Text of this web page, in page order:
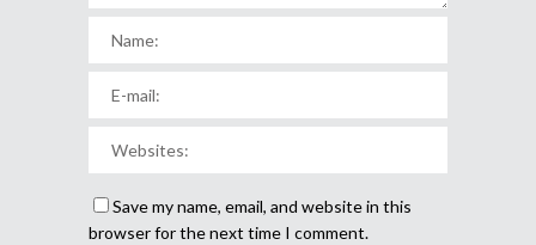
Save my name, email, and website in this
browser for the next time I comment.